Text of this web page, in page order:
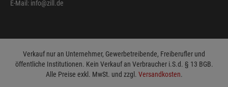
E-Mail: info@zill.de
Verkauf nur an Unternehmer, Gewerbetreibende, Freiberufler und
öffentliche Institutionen. Kein Verkauf an Verbraucher i.S.d. § 13 BGB.
Alle Preise exkl. MwSt. und zzgl. Versandkosten.